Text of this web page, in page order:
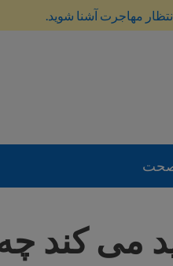
مهاجرت آشنا شوید.
می کند چه